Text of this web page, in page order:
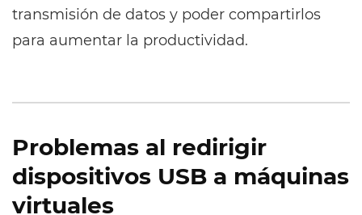
transmisión de datos y poder compartirlos
para aumentar la productividad.
Problemas al redirigir
dispositivos USB a máquinas
virtuales